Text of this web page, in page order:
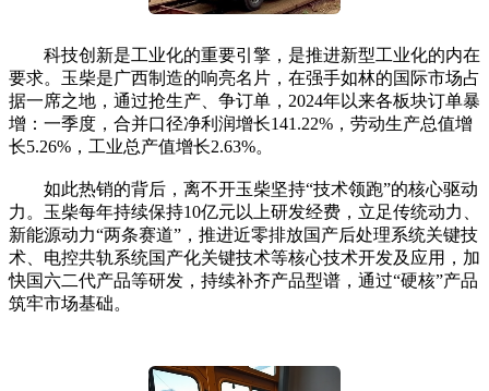
科技创新是工业化的重要引擎，是推进新型工业化的内在
要求。玉柴是广西制造的响亮名片，在强手如林的国际市场占
据一席之地，通过抢生产、争订单，2024年以来各板块订单暴
增：一季度，合并口径净利润增长141.22%，劳动生产总值增
长5.26%，工业总产值增长2.63%。
如此热销的背后，离不开玉柴坚持“技术领跑”的核心驱动
力。玉柴每年持续保持10亿元以上研发经费，立足传统动力、
新能源动力“两条赛道”，推进近零排放国产后处理系统关键技
术、电控共轨系统国产化关键技术等核心技术开发及应用，加
快国六二代产品等研发，持续补齐产品型谱，通过“硬核”产品
筑牢市场基础。